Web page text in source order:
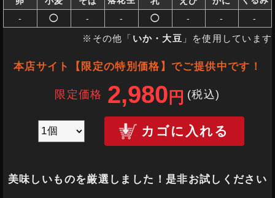
-
◯ - - ◯ - - -
※その他「 いか・大豆 」を使用しています
本店サイト【限定の特別価格】でご提供中です！
限定価格 2,980 円 (税込)
カゴに入れる
美味しいものを厳選しました！是非お試しください